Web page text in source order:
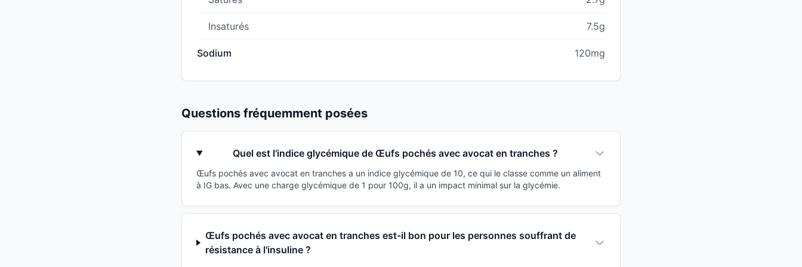
Insaturés 7.5g
Sodium 120mg
Questions fréquemment posées
Quel est l'indice glycémique de Œufs pochés avec avocat en tranches ?
Œufs pochés avec avocat en tranches a un indice glycémique de 10, ce qui le classe comme un aliment
à IG bas. Avec une charge glycémique de 1 pour 100g, il a un impact minimal sur la glycémie.
Œufs pochés avec avocat en tranches est-il bon pour les personnes souffrant de
résistance à l'insuline ?